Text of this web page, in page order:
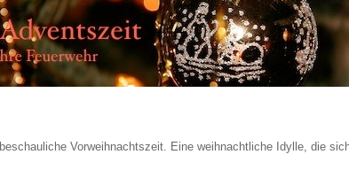
Vorweihnachtszeit. Eine weihnachtliche Idylle, die